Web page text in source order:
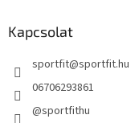
Kapcsolat
sportfit@sportfit.hu
06706293861
@sportfithu